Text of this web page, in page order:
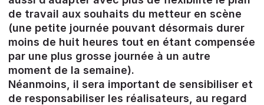
de travail aux souhaits du metteur en scène
(une petite journée pouvant désormais durer
moins de huit heures tout en étant compensée
par une plus grosse journée à un autre
moment de la semaine).
Néanmoins, il sera important de sensibiliser et
de responsabiliser les réalisateurs, au regard